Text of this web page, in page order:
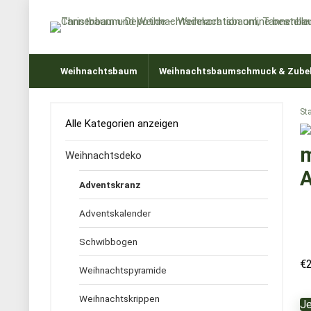
Weihnachtsbaum Weihnachtsbaumschmuck &
€
Alle Kategorien anzeigen
Weihnachtsdeko
Adventskranz
Adventskalender
Schwibbogen
Weihnachtspyramide
Weihnachtskrippen